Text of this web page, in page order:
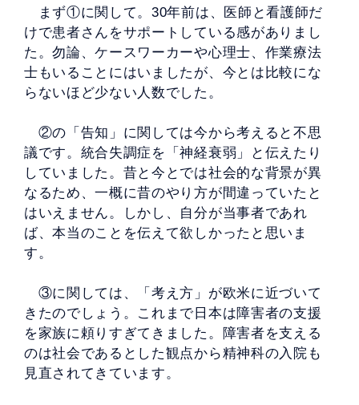
まず①に関して。30年前は、医師と看護師だ
けで患者さんをサポートしている感がありまし
た。勿論、ケースワーカーや心理士、作業療法
士もいることにはいましたが、今とは比較にな
らないほど少ない人数でした。
②の「告知」に関しては今から考えると不思
議です。統合失調症を「神経衰弱」と伝えたり
していました。昔と今とでは社会的な背景が異
なるため、一概に昔のやり方が間違っていたと
はいえません。しかし、自分が当事者であれ
ば、本当のことを伝えて欲しかったと思いま
す。
③に関しては、「考え方」が欧米に近づいて
きたのでしょう。これまで日本は障害者の支援
を家族に頼りすぎてきました。障害者を支える
のは社会であるとした観点から精神科の入院も
見直されてきています。